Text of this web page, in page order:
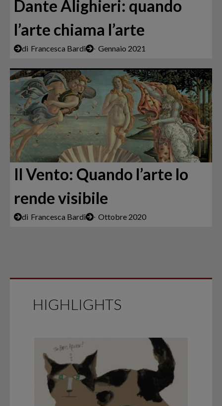
Dante Alighieri: quando
l’arte chiama l’arte
di Francesca Bardi ∙ Gennaio 2021
Il Vento: Quando l’arte lo
rende visibile
di Francesca Bardi ∙ Ottobre 2020
HIGHLIGHTS